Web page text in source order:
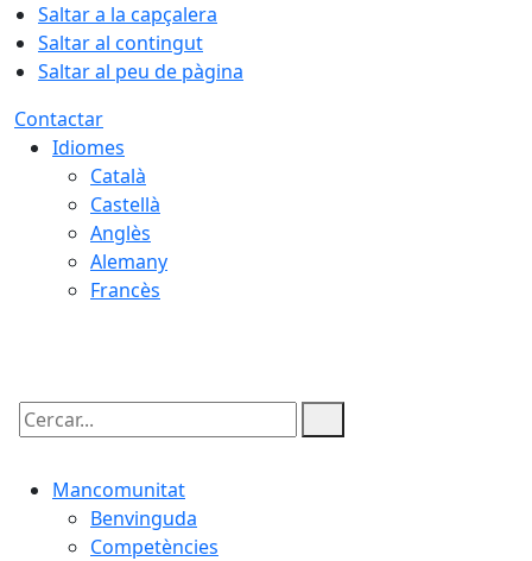
Saltar a la capçalera
Saltar al contingut
Saltar al peu de pàgina
Contactar
Idiomes
Català
Castellà
Anglès
Alemany
Francès
Cercar:
Mancomunitat
Benvinguda
Competències